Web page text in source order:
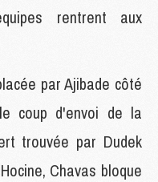
rentrent aux
par Ajibade côté
coup d'envoi de la
trouvée par Dudek
Chavas bloque